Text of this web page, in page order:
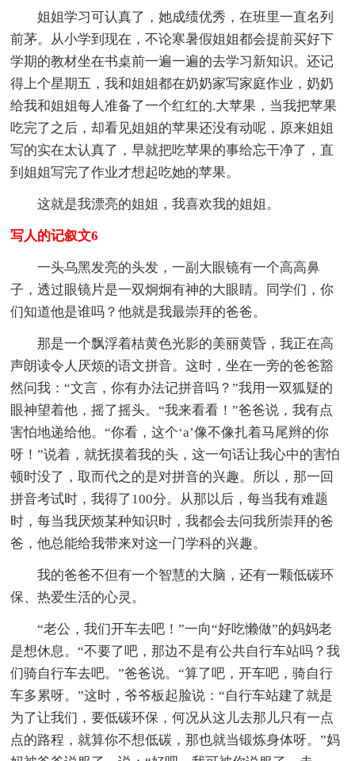
姐姐学习可认真了，她成绩优秀，在班里一直名列
前茅。从小学到现在，不论寒暑假姐姐都会提前买好下
学期的教材坐在书桌前一遍一遍的去学习新知识。还记
得上个星期五，我和姐姐都在奶奶家写家庭作业，奶奶
给我和姐姐每人准备了一个红红的.大苹果，当我把苹果
吃完了之后，却看见姐姐的苹果还没有动呢，原来姐姐
写的实在太认真了，早就把吃苹果的事给忘干净了，直
到姐姐写完了作业才想起吃她的苹果。
这就是我漂亮的姐姐，我喜欢我的姐姐。
写人的记叙文6
一头乌黑发亮的头发，一副大眼镜有一个高高鼻
子，透过眼镜片是一双炯炯有神的大眼睛。同学们，你
们知道他是谁吗？他就是我最崇拜的爸爸。
那是一个飘浮着桔黄色光影的美丽黄昏，我正在高
声朗读令人厌烦的语文拼音。这时，坐在一旁的爸爸豁
然问我：“文言，你有办法记拼音吗？”我用一双狐疑的
眼神望着他，摇了摇头。“我来看看！”爸爸说，我有点
害怕地递给他。“你看，这个‘a’像不像扎着马尾辫的你
呀！”说着，就抚摸着我的头，这一句话让我心中的害怕
顿时没了，取而代之的是对拼音的兴趣。所以，那一回
拼音考试时，我得了100分。从那以后，每当我有难题
时，每当我厌烦某种知识时，我都会去问我所崇拜的爸
爸，他总能给我带来对这一门学科的兴趣。
我的爸爸不但有一个智慧的大脑，还有一颗低碳环
保、热爱生活的心灵。
“老公，我们开车去吧！”一向“好吃懒做”的妈妈老
是想休息。“不要了吧，那边不是有公共自行车站吗？我
们骑自行车去吧。”爸爸说。“算了吧，开车吧，骑自行
车多累呀。”这时，爷爷板起脸说：“自行车站建了就是
为了让我们，要低碳环保，何况从这儿去那儿只有一点
点的路程，就算你不想低碳，那也就当锻炼身体呀。”妈